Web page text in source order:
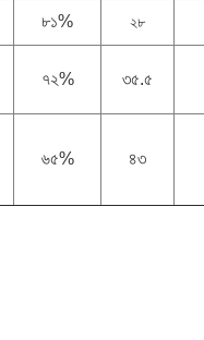
৮১% ২৮
৭২% ৩৫.৫
৬৫% ৪৩